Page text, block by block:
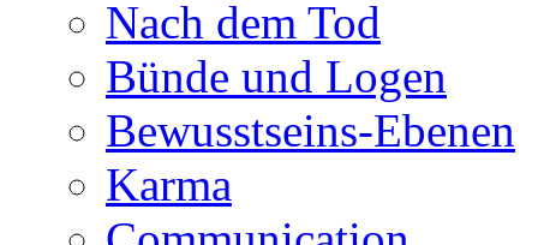
Nach dem Tod
Bünde und Logen
Bewusstseins-Ebenen
Karma